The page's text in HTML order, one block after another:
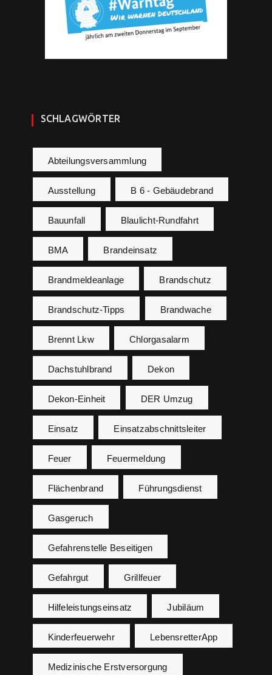
SCHLAGWÖRTER
Abteilungsversammlung
Ausstellung B 6 - Gebäudebrand
Bauunfall Blaulicht-Rundfahrt
BMA Brandeinsatz
Brandmeldeanlage Brandschutz
Brandschutz-Tipps Brandwache
Brennt Lkw Chlorgasalarm
Dachstuhlbrand Dekon
Dekon-Einheit DER Umzug
Einsatz Einsatzabschnittsleiter
Feuer Feuermeldung
Flächenbrand Führungsdienst
Gasgeruch
Gefahrenstelle Beseitigen
Gefahrgut Grillfeuer
Hilfeleistungseinsatz Jubiläum
Kinderfeuerwehr LebensretterApp
Medizinische Erstversorgung